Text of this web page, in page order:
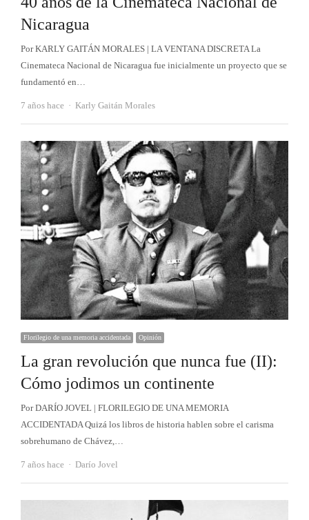
Nicaragua
Por KARLY GAITÁN MORALES | LA VENTANA DISCRETA La
Cinemateca Nacional de Nicaragua fue inicialmente un proyecto que se
fundamentó en…
7 años hace Autor
Karly Gaitán Morales
Florilegio de una memoria accidentada Opinión
La gran revolución que nunca fue (II):
Cómo jodimos un continente
Por DARÍO JOVEL | FLORILEGIO DE UNA MEMORIA
ACCIDENTADA Quizá los libros de historia hablen sobre el carisma
sobrehumano de Chávez,…
7 años hace Autor
Darío Jovel